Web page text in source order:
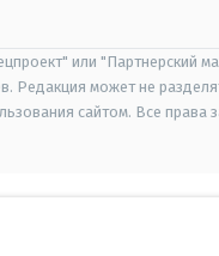
или "Партнерский
Редакция может не
сайтом. Все